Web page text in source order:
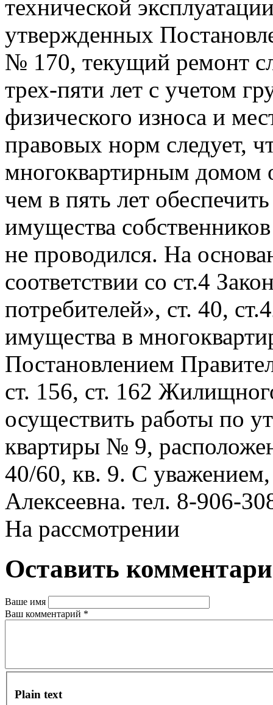
технической
утвержденных
№ 170, текущий ремонт
трех-пяти лет с учетом
физического износа и
правовых норм следует,
многоквартирным домом
чем в пять лет
имущества
не проводился. На
соответствии со ст.4
потребителей», ст. 40,
имущества в
Постановлением
ст. 156, ст. 162
осуществить работы по
квартиры № 9,
40/60, кв. 9. С
Алексеевна. тел. 8-906-
На рассмотрении
Оставить
Ваше имя
Ваш комментарий *
Plain text